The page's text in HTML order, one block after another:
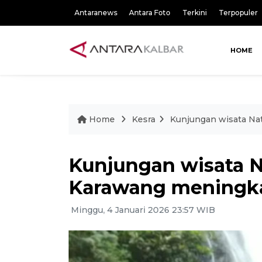
Antaranews Antara Foto Terkini Terpopuler
HOME
Home Kesra Kunjungan wisata
Kunjungan wisata
Karawang
Minggu, 4 Januari 2026 23:57 WIB